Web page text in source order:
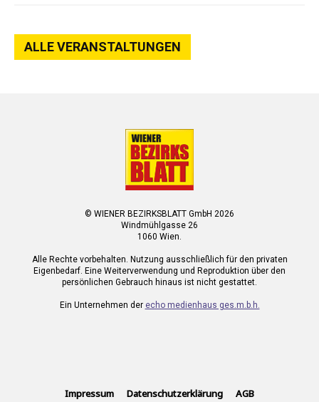
ALLE VERANSTALTUNGEN
© WIENER BEZIRKSBLATT GmbH 2026
Windmühlgasse 26
1060 Wien.
Alle Rechte vorbehalten. Nutzung ausschließlich für den privaten
Eigenbedarf. Eine Weiterverwendung und Reproduktion über den
persönlichen Gebrauch hinaus ist nicht gestattet.
Ein Unternehmen der echo medienhaus ges.m.b.h.
Impressum Datenschutzerklärung AGB